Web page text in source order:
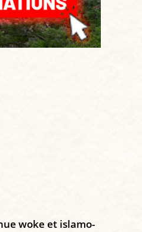
woke et islamo-